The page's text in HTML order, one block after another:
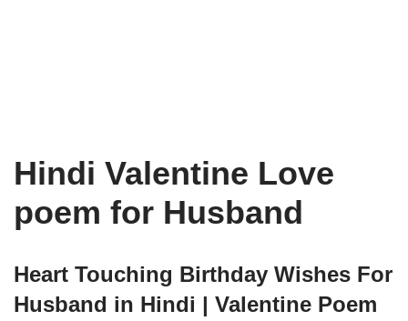
Hindi Valentine Love
poem for Husband
Heart Touching Birthday Wishes For
Husband in Hindi | Valentine Poem